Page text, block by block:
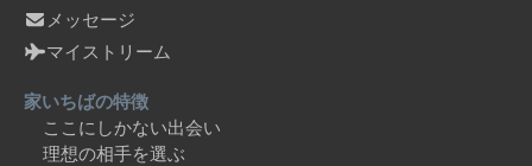
メッセージ
マイストリーム
家いちばの特徴
ここにしかない出会い
理想の相手を選ぶ